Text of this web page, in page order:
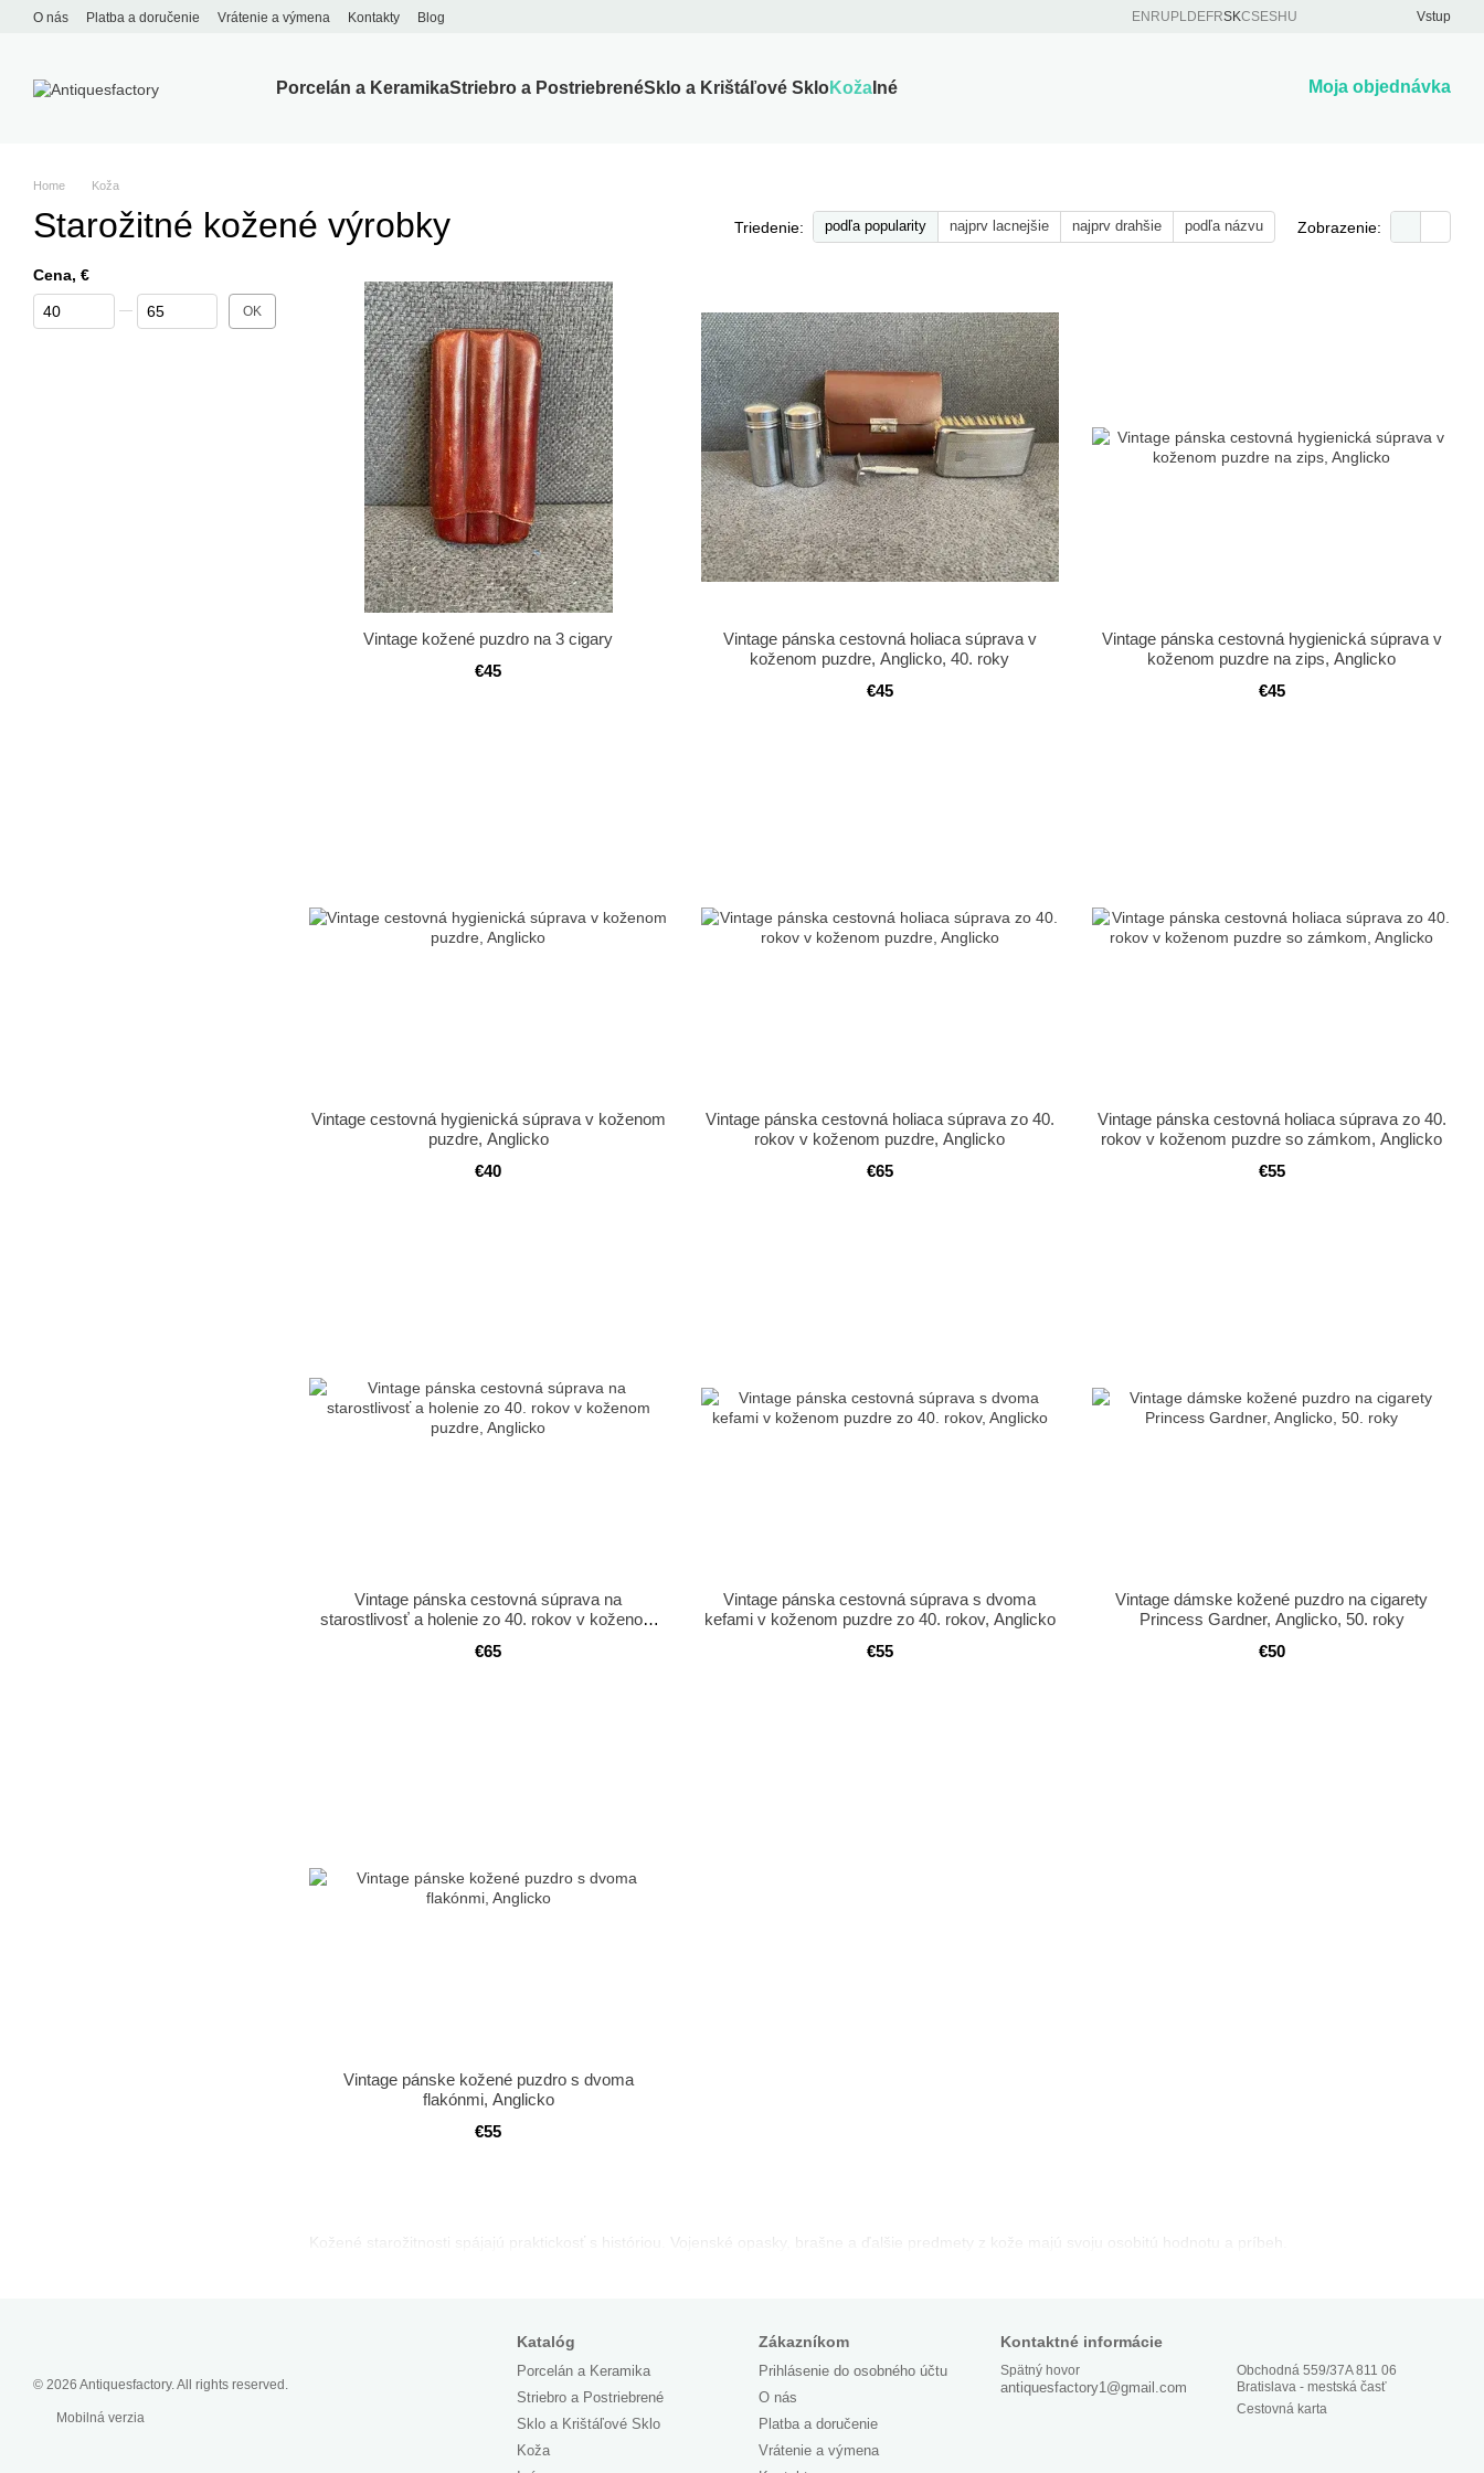
Перейти к основному контенту
O nás Platba a doručenie Vrátenie a výmena Kontakty Blog EN RU PLDEFRSKCSESHU Vstup
Porcelán a KeramikaStriebro a PostriebrenéSklo a Krištáľové SkloKoža Iné Moja objednávka
Home Koža
Starožitné kožené výrobky Triedenie: podľa popularity najprv lacnejšie najprv drahšie podľa názvu Zobrazenie:
Kožené starožitnosti spájajú praktickosť s históriou. Vojenské opasky, brašne a ďalšie predmety z kože majú svoju osobitú hodnotu a príbeh.
Vintage kožené puzdro na 3 cigary
€45
Vintage pánska cestovná holiaca súprava v
koženom puzdre, Anglicko, 40. roky
€45
Vintage pánska cestovná hygienická súprava v
koženom puzdre na zips, Anglicko
€45
Vintage cestovná hygienická súprava v koženom
puzdre, Anglicko
€40
Vintage pánska cestovná holiaca súprava zo 40.
rokov v koženom puzdre, Anglicko
€65
Vintage pánska cestovná holiaca súprava zo 40.
rokov v koženom puzdre so zámkom, Anglicko
€55
Vintage pánska cestovná súprava na
starostlivosť a holenie zo 40. rokov v koženom
€65
Vintage pánska cestovná súprava s dvoma
kefami v koženom puzdre zo 40. rokov, Anglicko
€55
Vintage dámske kožené puzdro na cigarety
Princess Gardner, Anglicko, 50. roky
€50
Vintage pánske kožené puzdro s dvoma
flakónmi, Anglicko
€55
Cena, €
От Cena, €
До Cena, € OK
© 2026 Antiquesfactory. All rights reserved.
Mobilná verzia
Katalóg
Porcelán a Keramika
Striebro a Postriebrené
Sklo a Krištáľové Sklo
Koža
Zákazníkom
Prihlásenie do osobného účtu
O nás
Platba a doručenie
Vrátenie a výmena
Kontaktné informácie
Spätný hovor
antiquesfactory1@gmail.com
Obchodná 559/37A 811 06
Bratislava - mestská časť
Cestovná karta